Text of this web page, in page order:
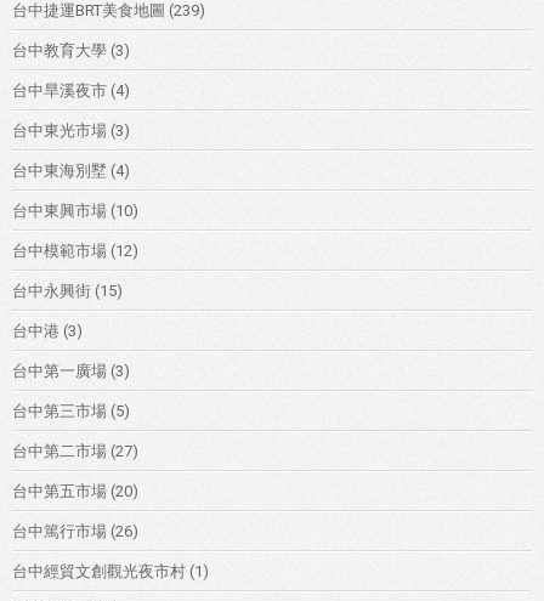
台中捷運BRT美食地圖 (239)
台中教育大學 (3)
台中旱溪夜市 (4)
台中東光市場 (3)
台中東海別墅 (4)
台中東興市場 (10)
台中模範市場 (12)
台中永興街 (15)
台中港 (3)
台中第一廣場 (3)
台中第三市場 (5)
台中第二市場 (27)
台中第五市場 (20)
台中篤行市場 (26)
台中經貿文創觀光夜市村 (1)